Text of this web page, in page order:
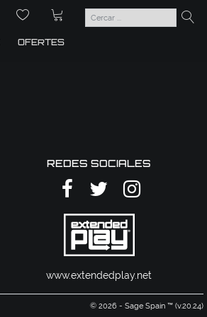
OFERTES
REDES SOCIALES
www.extendedplay.net
© 2026 - Sage Spain ™ (v.20.24)